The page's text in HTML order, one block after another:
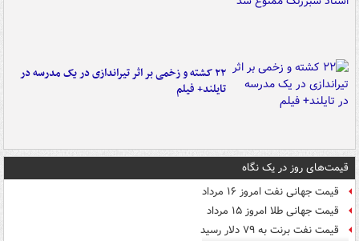
۲۲ کشته و زخمی بر اثر تیراندازی در یک مدرسه در
تایلند+ فیلم
قیمت‌های روز در یک نگاه
قیمت جهانی نفت امروز ۱۶ مرداد
قیمت جهانی طلا امروز ۱۵ مرداد
قیمت نفت برنت به ۷۹ دلار رسید